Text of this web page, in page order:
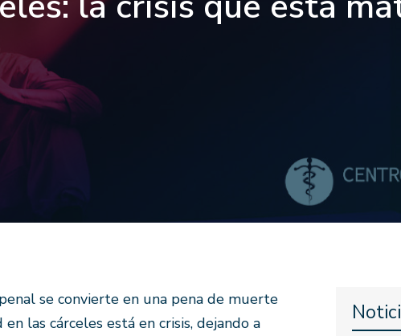
se convierte en una pena de muerte
las cárceles está en crisis, dejando a